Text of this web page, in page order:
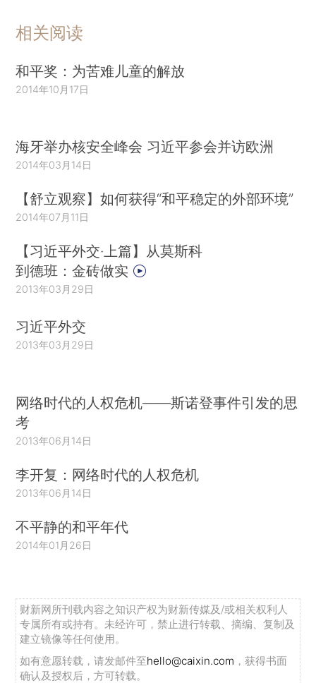
相关阅读
和平奖：为苦难儿童的解放
2014年10月17日
海牙举办核安全峰会 习近平参会并访欧洲
2014年03月14日
【舒立观察】如何获得“和平稳定的外部环境”
2014年07月11日
【习近平外交·上篇】从莫斯科
到德班：金砖做实
2013年03月29日
习近平外交
2013年03月29日
网络时代的人权危机——斯诺登事件引发的思
考
2013年06月14日
李开复：网络时代的人权危机
2013年06月14日
不平静的和平年代
2014年01月26日
财新网所刊载内容之知识产权为财新传媒及/或相关权利人
专属所有或持有。未经许可，禁止进行转载、摘编、复制及
建立镜像等任何使用。
如有意愿转载，请发邮件至hello@caixin.com ，获得书面
确认及授权后，方可转载。